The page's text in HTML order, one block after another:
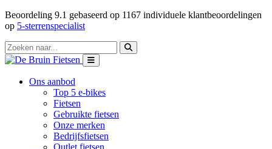
Beoordeling 9.1 gebaseerd op 1167 individuele klantbeoordelingen
op 5-sterrenspecialist
Ons aanbod
Top 5 e-bikes
Fietsen
Gebruikte fietsen
Onze merken
Bedrijfsfietsen
Outlet fietsen